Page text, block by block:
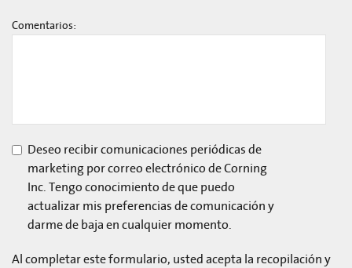
Comentarios:
Deseo recibir comunicaciones periódicas de
marketing por correo electrónico de Corning
Inc. Tengo conocimiento de que puedo
actualizar mis preferencias de comunicación y
darme de baja en cualquier momento.
Al completar este formulario, usted acepta la recopilación y